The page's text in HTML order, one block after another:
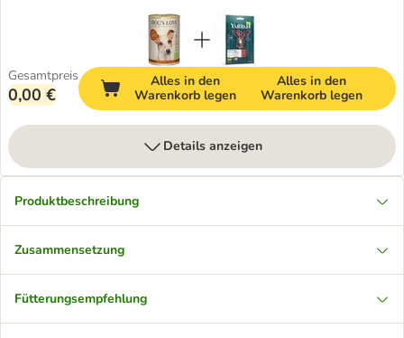
Gesamtpreis
0,00 €
Alles in den
Warenkorb legen
Alles in den
Warenkorb legen
Details anzeigen
Produktbeschreibung
Zusammensetzung
Fütterungsempfehlung